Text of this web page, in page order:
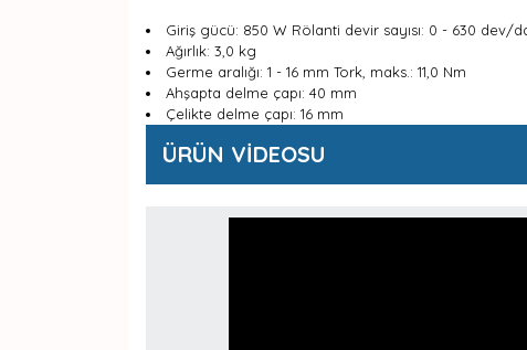
Giriş gücü: 850 W Rölanti devir sayısı: 0 - 630 dev/
Ağırlık: 3,0 kg
Germe aralığı: 1 - 16 mm Tork, maks.: 11,0 Nm
Ahşapta delme çapı: 40 mm
Çelikte delme çapı: 16 mm
ÜRÜN VİDEOSU